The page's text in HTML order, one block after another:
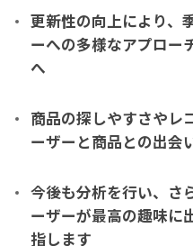
更新性の向上により、
ーへの多様なアプロー
へ
商品の探しやすさやレ
ーザーと商品との出会
今後も分析を行い、さ
ーザーが最高の趣味に
指します